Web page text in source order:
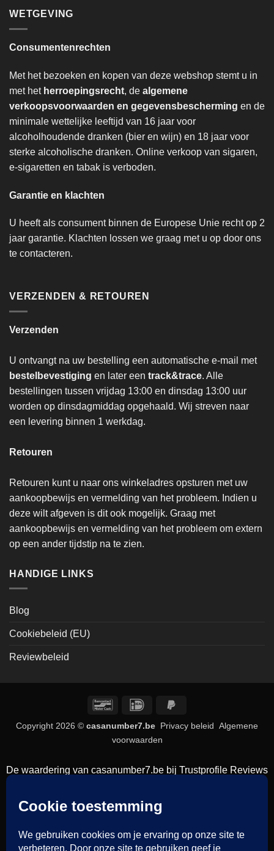
WETGEVING
Consumentenrechten
Met het bezoeken en kopen van deze webshop stemt u in
met het herroepingsrecht, de algemene
verkoopsvoorwaarden en gegevensbescherming en de
minimale wettelijke leeftijd van 16 jaar voor
alcoholhoudende dranken (bier en wijn) en 18 jaar voor
sterke alcoholische dranken. Online verkoop van sigaren,
e-sigaretten en tabak is verboden.
Garantie en klachten
U heeft als consument binnen de Europese Unie recht op 2
jaar garantie. Klachten lossen we graag met u op door ons
te contacteren.
VERZENDEN & RETOUREN
Verzenden
U ontvangt na uw bestelling een automatische e-mail met
bestelbevestiging en later een track&trace. Alle
bestellingen tussen vrijdag 13:00 en dinsdag 13:00 uur
worden op dinsdagmiddag opgehaald. Wij streven naar
een levering binnen 1 werkdag.
Retouren
Retouren kunt u naar ons winkeladres opsturen met uw
aankoopbewijs en vermelding van het probleem. Indien u
deze wilt afgeven is dit ook mogelijk. Graag met
aankoopbewijs en vermelding van het probleem om extern
op een ander tijdstip na te zien.
HANDIGE LINKS
Blog
Cookiebeleid (EU)
Reviewbeleid
BancontactIDeal
Copyright 2026 © casanumber7.be Privacy beleid Algemene
voorwaarden
De waardering van casanumber7.be bij Trustprofile Reviews